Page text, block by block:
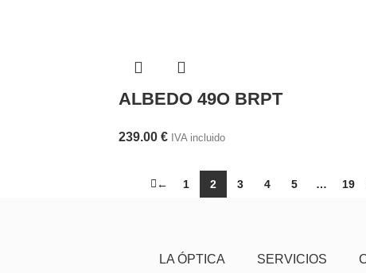
ALBEDO 49O BRPT
239.00€ IVA incluido
← 1 2 3 4 5 … 19
LA ÓPTICA SERVICIOS